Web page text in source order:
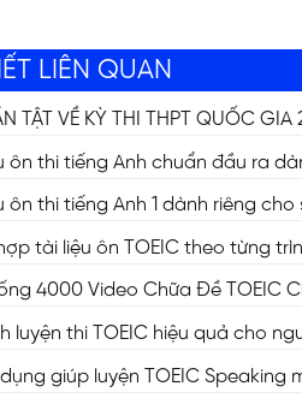
LIÊN QUAN
TẬT VỀ KỲ THI THPT QUỐC
ôn thi tiếng Anh chuẩn đầu ra
ôn thi tiếng Anh 1 dành riêng
tài liệu ôn TOEIC theo từng
4000 Video Chữa Đề TOEIC
luyện thi TOEIC hiệu quả cho
giúp luyện TOEIC Speaking
ĐĂNG KÝ TƯ